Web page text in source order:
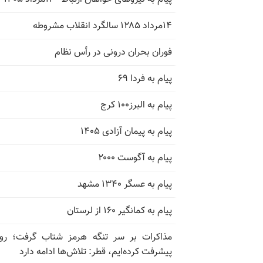
۱۴مرداد ۱۲۸۵ سالگرد انقلاب مشروطه
فوران بحران درونی در رأس نظام
پیام به فردا ۶۹
پیام به البرز۱۰۰ کرج
پیام به پیمان آزادی ۱۴۰۵
پیام به آگوست ۲۰۰۰
پیام به عسگر ۱۳۴۰ مشهد
پیام به کمانگیر ۱۶۰ از لرستان
مذاکرات بر سر تنگه هرمز شتاب گرفت؛
پیشرفت کرده‌ایم، قطر: تلاش‌ها ادامه دارد